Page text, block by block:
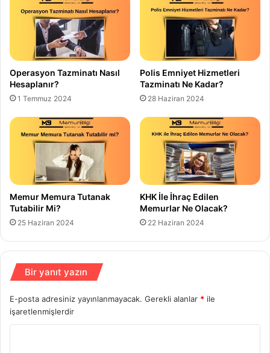
Operasyon Tazminatı Nasıl
Hesaplanır?
1 Temmuz 2024
Polis Emniyet Hizmetleri
Tazminatı Ne Kadar?
28 Haziran 2024
Memur Memura Tutanak
Tutabilir Mi?
25 Haziran 2024
KHK İle İhraç Edilen
Memurlar Ne Olacak?
22 Haziran 2024
Bir yanıt yazın
E-posta adresiniz yayınlanmayacak. Gerekli alanlar * ile
işaretlenmişlerdir